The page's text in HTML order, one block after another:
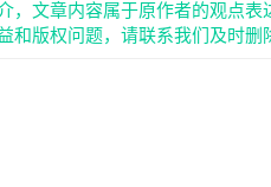
，文章内容属于原作者的观点表
和版权问题，请联系我们及时删